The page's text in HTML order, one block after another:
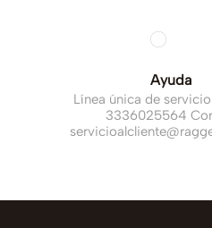
Ayuda
Línea única de
3336025564